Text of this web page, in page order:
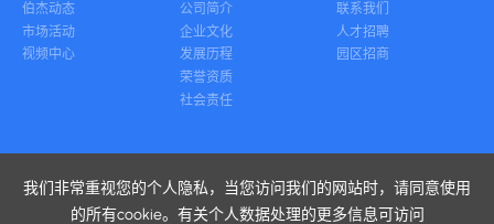
我们非常重视您的个人隐私，当您访问我们的网站时，请同意使用
的所有cookie。有关个人数据处理的更多信息可访问
伯杰动态
市场活动
视频中心
公司简介
企业文化
发展历程
荣誉资质
社会责任
联系我们
人才招聘
园区招商
友情链接